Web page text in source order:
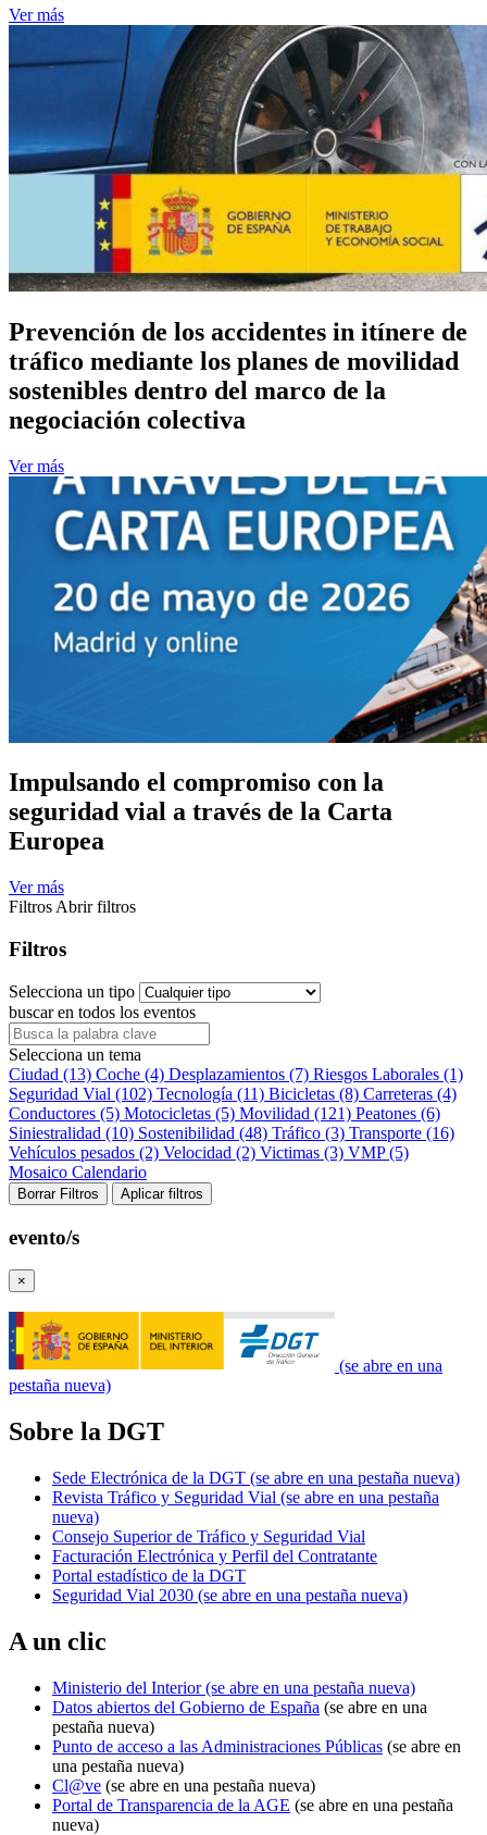
Ver más
Prevención de los accidentes in itínere de
tráfico mediante los planes de movilidad
sostenibles dentro del marco de la
negociación colectiva
Ver más
Impulsando el compromiso con la
seguridad vial a través de la Carta
Europea
Ver más
Filtros Abrir filtros
Filtros
Selecciona un tipo
buscar en todos los eventos
Selecciona un tema
Ciudad (13) Coche (4) Desplazamientos (7) Riesgos Laborales (1)
Seguridad Vial (102) Tecnología (11) Bicicletas (8) Carreteras (4)
Conductores (5) Motocicletas (5) Movilidad (121) Peatones (6)
Siniestralidad (10) Sostenibilidad (48) Tráfico (3) Transporte (16)
Vehículos pesados (2) Velocidad (2) Victimas (3) VMP (5)
Mosaico Calendario
Borrar Filtros Aplicar filtros
evento/s
×
(se abre en una
pestaña nueva)
Sobre la DGT
Sede Electrónica de la DGT (se abre en una pestaña nueva)
Revista Tráfico y Seguridad Vial (se abre en una pestaña
nueva)
Consejo Superior de Tráfico y Seguridad Vial
Facturación Electrónica y Perfil del Contratante
Portal estadístico de la DGT
Seguridad Vial 2030 (se abre en una pestaña nueva)
A un clic
Ministerio del Interior(se abre en una pestaña nueva)
Datos abiertos del Gobierno de España (se abre en una
pestaña nueva)
Punto de acceso a las Administraciones Públicas (se abre en
una pestaña nueva)
Cl@ve (se abre en una pestaña nueva)
Portal de Transparencia de la AGE (se abre en una pestaña
nueva)